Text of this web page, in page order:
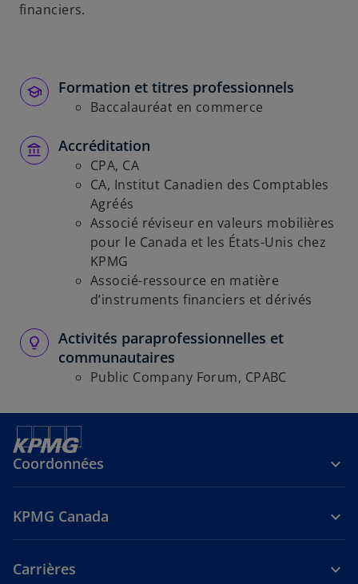
financiers.
Formation et titres professionnels
Baccalauréat en commerce
Accréditation
CPA, CA
CA, Institut Canadien des Comptables
Agréés
Associé réviseur en valeurs mobilières
pour le Canada et les États-Unis chez
KPMG
Associé-ressource en matière
d’instruments financiers et dérivés
Activités paraprofessionnelles et
communautaires
Public Company Forum, CPABC
Coordonnées
KPMG Canada
Carrières